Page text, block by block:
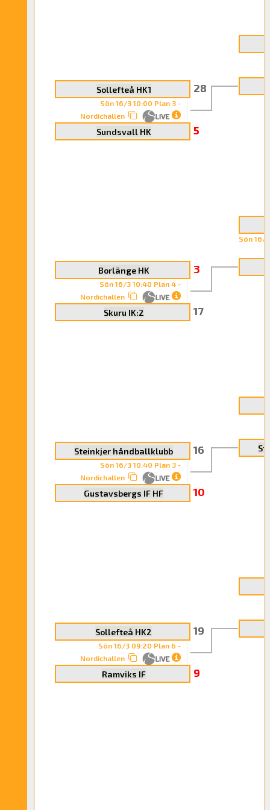
Sollefteå HK1 28
Sön 16/3 10:00 Plan 3 -
Nordichallen
Sundsvall HK 5
Borlänge HK 3
Sön 16/3 10:40 Plan 4 -
Nordichallen
Skuru IK:2 17
Steinkjer håndballklubb 16
Sön 16/3 10:40 Plan 3 -
Nordichallen
Gustavsbergs IF HF 10
Sollefteå HK2 19
Sön 16/3 09:20 Plan 6 -
Nordichallen
Ramviks IF 9
Sön 16/